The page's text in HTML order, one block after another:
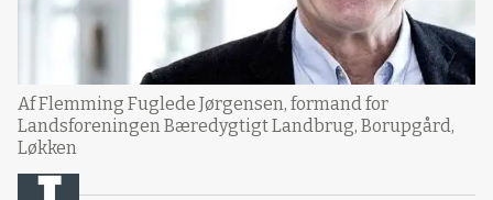
Af Flemming Fuglede Jørgensen, formand for
Landsforeningen Bæredygtigt Landbrug, Borupgård,
Løkken